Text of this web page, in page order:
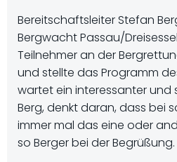
Bereitschaftsleiter Stefan
Bergwacht Passau/
Teilnehmer an der
und stellte das Programm
wartet ein interessanter und
Berg, denkt daran, dass bei
immer mal das eine oder
so Berger bei der Begrüßung.